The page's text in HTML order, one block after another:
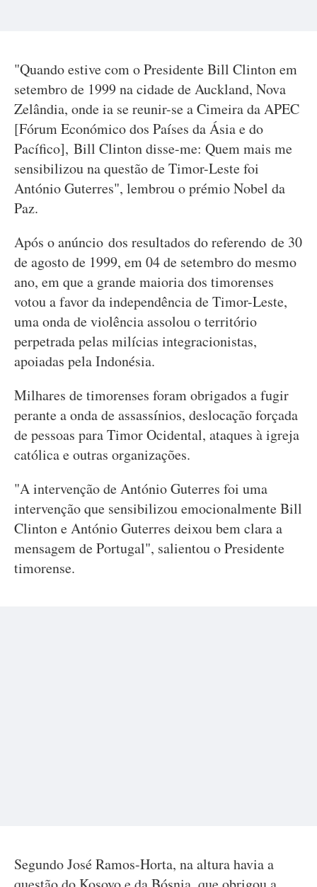
"Quando estive com o Presidente Bill Clinton em
setembro de 1999 na cidade de Auckland, Nova
Zelândia, onde ia se reunir-se a Cimeira da APEC
[Fórum Económico dos Países da Ásia e do
Pacífico], Bill Clinton disse-me: Quem mais me
sensibilizou na questão de Timor-Leste foi
António Guterres", lembrou o prémio Nobel da
Paz.
Após o anúncio dos resultados do referendo de 30
de agosto de 1999, em 04 de setembro do mesmo
ano, em que a grande maioria dos timorenses
votou a favor da independência de Timor-Leste,
uma onda de violência assolou o território
perpetrada pelas milícias integracionistas,
apoiadas pela Indonésia.
Milhares de timorenses foram obrigados a fugir
perante a onda de assassínios, deslocação forçada
de pessoas para Timor Ocidental, ataques à igreja
católica e outras organizações.
"A intervenção de António Guterres foi uma
intervenção que sensibilizou emocionalmente Bill
Clinton e António Guterres deixou bem clara a
mensagem de Portugal", salientou o Presidente
timorense.
Segundo José Ramos-Horta, na altura havia a